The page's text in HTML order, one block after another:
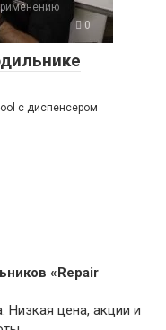
0
с диспенсером
«Repair
Низкая цена, акции и